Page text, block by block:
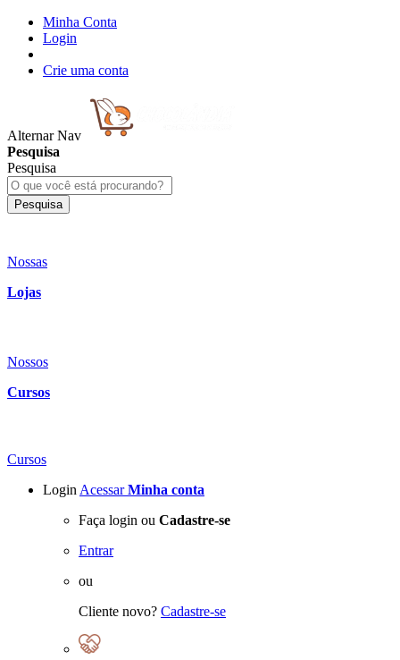
Minha Conta
Login
Crie uma conta
Alternar Nav
Pesquisa
Pesquisa
Pesquisa
Nossas
Lojas
Nossos
Cursos
Cursos
Login Acessar Minha conta
Faça login ou Cadastre-se
Entrar
ou
Cliente novo? Cadastre-se